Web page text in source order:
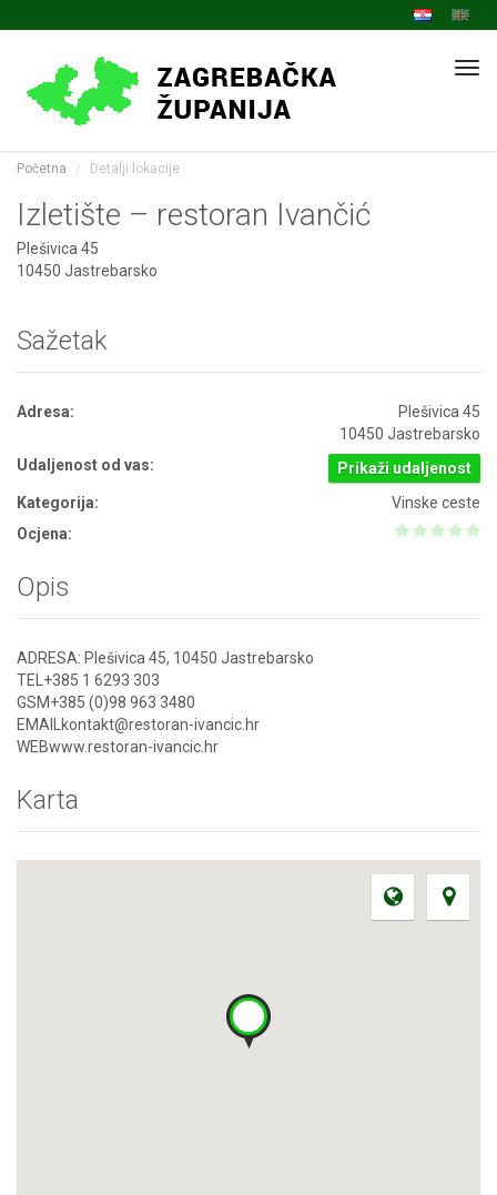
Početna Detalji lokacije
Izletište – restoran Ivančić
Plešivica 45
10450 Jastrebarsko
Sažetak
Adresa:
Plešivica 45
10450 Jastrebarsko
Udaljenost od vas:
Prikaži udaljenost
Kategorija:
Vinske ceste
Ocjena:
Opis
ADRESA: Plešivica 45, 10450 Jastrebarsko
TEL+385 1 6293 303
GSM+385 (0)98 963 3480
EMAILkontakt@restoran-ivancic.hr
WEBwww.restoran-ivancic.hr
Karta